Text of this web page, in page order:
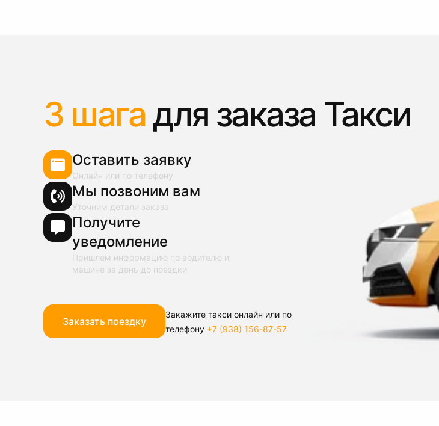
3 шага для заказа Такси
Оставить заявку
Онлайн или по телефону
Мы позвоним вам
Уточним детали заказа
Получите
уведомление
Пришлем информацию по водителю и
машине за день до поездки
Заказать поездку
Закажите такси онлайн или по
телефону +7 (938) 156-87-57